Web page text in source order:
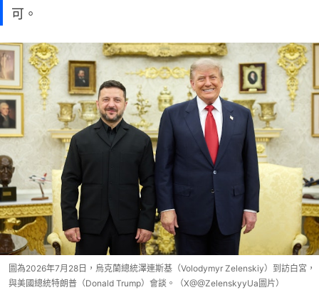
可。
圖為2026年7月28日，烏克蘭總統澤連斯基（Volodymyr Zelenskiy）到訪白宮，
與美國總統特朗普（Donald Trump）會談。（X@@ZelenskyyUa圖片）